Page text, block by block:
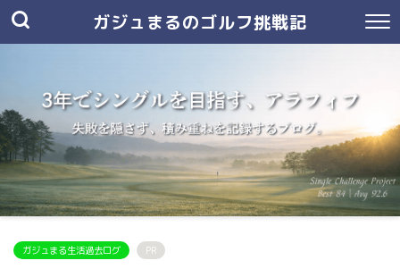
ガジュまるのゴルフ挑戦記
ガジュまる生活過去ログ PR